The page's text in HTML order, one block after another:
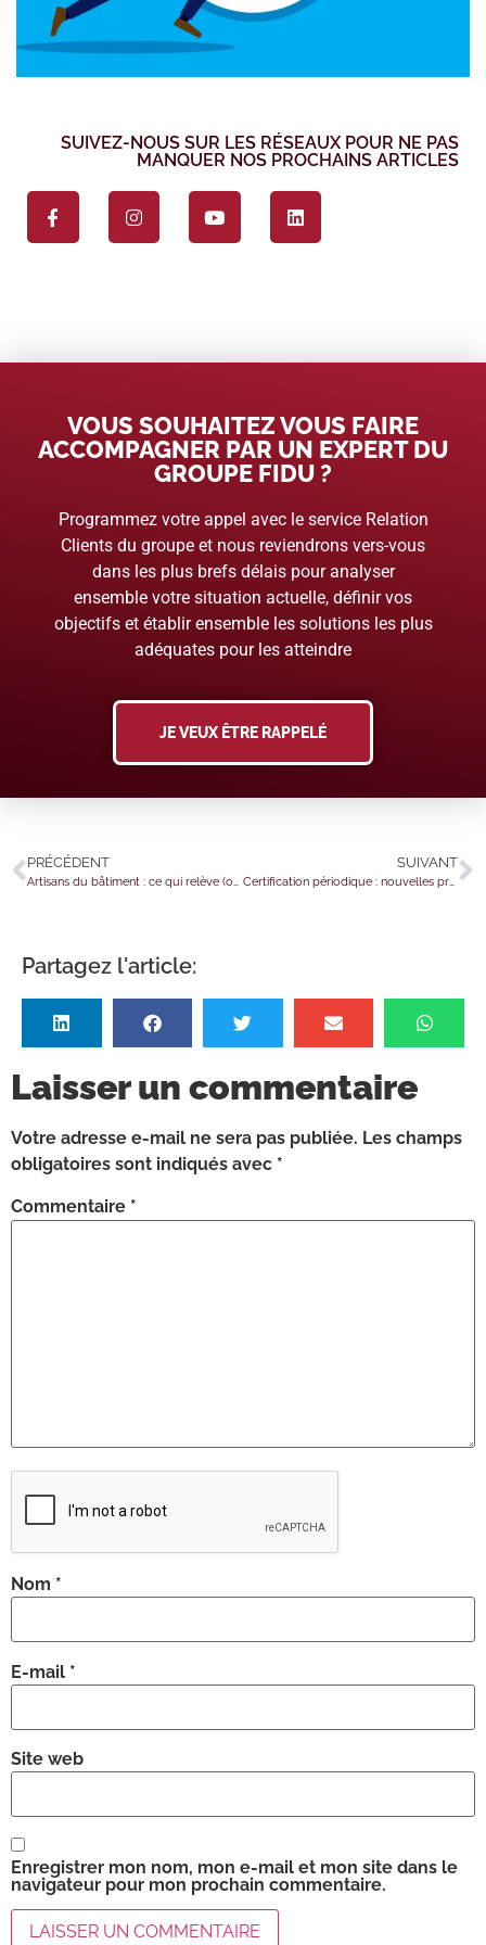
SUIVEZ-NOUS SUR LES RÉSEAUX POUR NE PAS
MANQUER NOS PROCHAINS ARTICLES
VOUS SOUHAITEZ VOUS FAIRE
ACCOMPAGNER PAR UN EXPERT DU
GROUPE FIDU ?
Programmez votre appel avec le service Relation
Clients du groupe et nous reviendrons vers-vous
dans les plus brefs délais pour analyser
ensemble votre situation actuelle, définir vos
objectifs et établir ensemble les solutions les plus
adéquates pour les atteindre
JE VEUX ÊTRE RAPPELÉ
PRÉCÉDENT
Artisans du bâtiment : ce qui relève (ou non) de la garantie décennale…
SUIVANT
Certification périodique : nouvelles précisions
Partagez l'article:
Laisser un commentaire
Votre adresse e-mail ne sera pas publiée. Les champs
obligatoires sont indiqués avec *
Commentaire *
Nom *
E-mail *
Site web
Enregistrer mon nom, mon e-mail et mon site dans le
navigateur pour mon prochain commentaire.